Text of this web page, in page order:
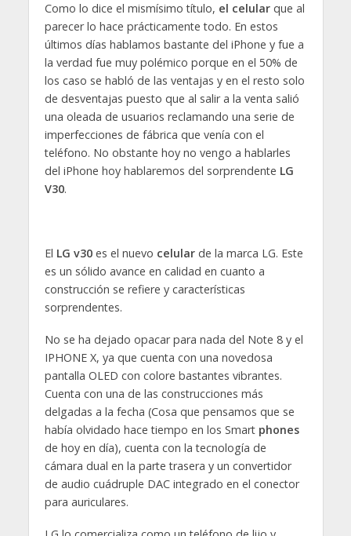
Como lo dice el mismísimo título, el celularque al
parecer lo hace prácticamente todo. En estos
últimos días hablamos bastante del iPhone y fue a
la verdad fue muy polémico porque en el 50% de
los caso se habló de las ventajas y en el resto solo
de desventajas puesto que al salir a la venta salió
una oleada de usuarios reclamando una serie de
imperfecciones de fábrica que venía con el
teléfono. No obstante hoy no vengo a hablarles
del iPhone hoy hablaremos del sorprendente LG
V30.
El LG v30es el nuevo celularde la marca LG. Este
es un sólido avance en calidad en cuanto a
construcción se refiere y características
sorprendentes.
No se ha dejado opacar para nada del Note 8 y el
IPHONE X, ya que cuenta con una novedosa
pantalla OLED con colore bastantes vibrantes.
Cuenta con una de las construcciones más
delgadas a la fecha (Cosa que pensamos que se
había olvidado hace tiempo en los Smart phones
de hoy en día), cuenta con la tecnología de
cámara dual en la parte trasera y un convertidor
de audio cuádruple DAC integrado en el conector
para auriculares.